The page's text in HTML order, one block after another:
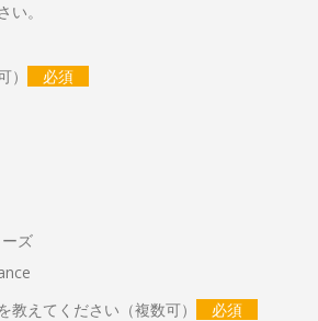
い。
必須
ズ
教えてください（複数可）
必須